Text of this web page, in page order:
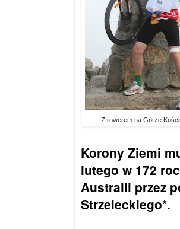
Z rowerem na Górze
Korony Ziemi
lutego w 172
Australii przez
Strzeleckiego*.